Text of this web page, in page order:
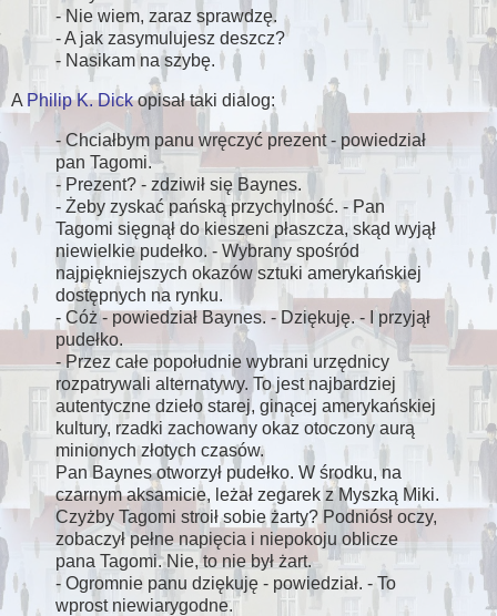
- Nie wiem, zaraz sprawdzę.
- A jak zasymulujesz deszcz?
- Nasikam na szybę.
A Philip K. Dickopisał taki dialog:
- Chciałbym panu wręczyć prezent - powiedział
pan Tagomi.
- Prezent? - zdziwił się Baynes.
- Żeby zyskać pańską przychylność. - Pan
Tagomi sięgnął do kieszeni płaszcza, skąd wyjął
niewielkie pudełko. - Wybrany spośród
najpiękniejszych okazów sztuki amerykańskiej
dostępnych na rynku.
- Cóż - powiedział Baynes. - Dziękuję. - I przyjął
pudełko.
- Przez całe popołudnie wybrani urzędnicy
rozpatrywali alternatywy. To jest najbardziej
autentyczne dzieło starej, ginącej amerykańskiej
kultury, rzadki zachowany okaz otoczony aurą
minionych złotych czasów.
Pan Baynes otworzył pudełko. W środku, na
czarnym aksamicie, leżał zegarek z Myszką Miki.
Czyżby Tagomi stroił sobie żarty? Podniósł oczy,
zobaczył pełne napięcia i niepokoju oblicze
pana Tagomi. Nie, to nie był żart.
- Ogromnie panu dziękuję - powiedział. - To
wprost niewiarygodne.